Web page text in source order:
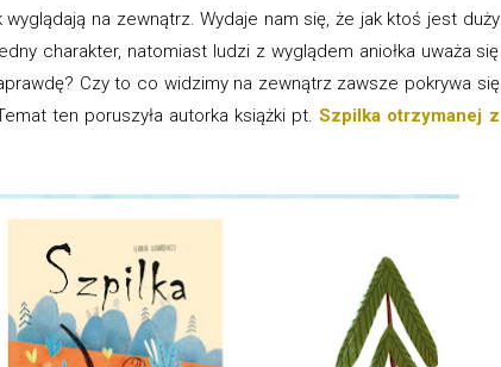
na zewnątrz. Wydaje nam się, że jak ktoś jest duży
charakter, natomiast ludzi z wyglądem aniołka uważa się
Czy to co widzimy na zewnątrz zawsze pokrywa się
ten poruszyła autorka książki pt.Szpilka otrzymanej z